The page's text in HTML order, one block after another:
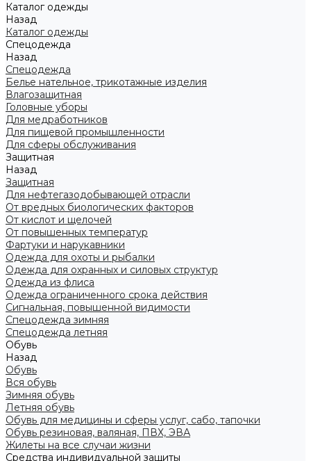
Каталог одежды
Назад
Каталог одежды
Спецодежда
Назад
Спецодежда
Белье нательное, трикотажные изделия
Влагозащитная
Головные уборы
Для медработников
Для пищевой промышленности
Для сферы обслуживания
Защитная
Назад
Защитная
Для нефтегазодобывающей отрасли
От вредных биологических факторов
От кислот и щелочей
От повышенных температур
Фартуки и нарукавники
Одежда для охоты и рыбалки
Одежда для охранных и силовых структур
Одежда из флиса
Одежда ограниченного срока действия
Сигнальная, повышенной видимости
Спецодежда зимняя
Спецодежда летняя
Обувь
Назад
Обувь
Вся обувь
Зимняя обувь
Летняя обувь
Обувь для медицины и сферы услуг, сабо, тапочки
Обувь резиновая, валяная, ПВХ, ЭВА
Жилеты на все случаи жизни
Средства индивидуальной защиты